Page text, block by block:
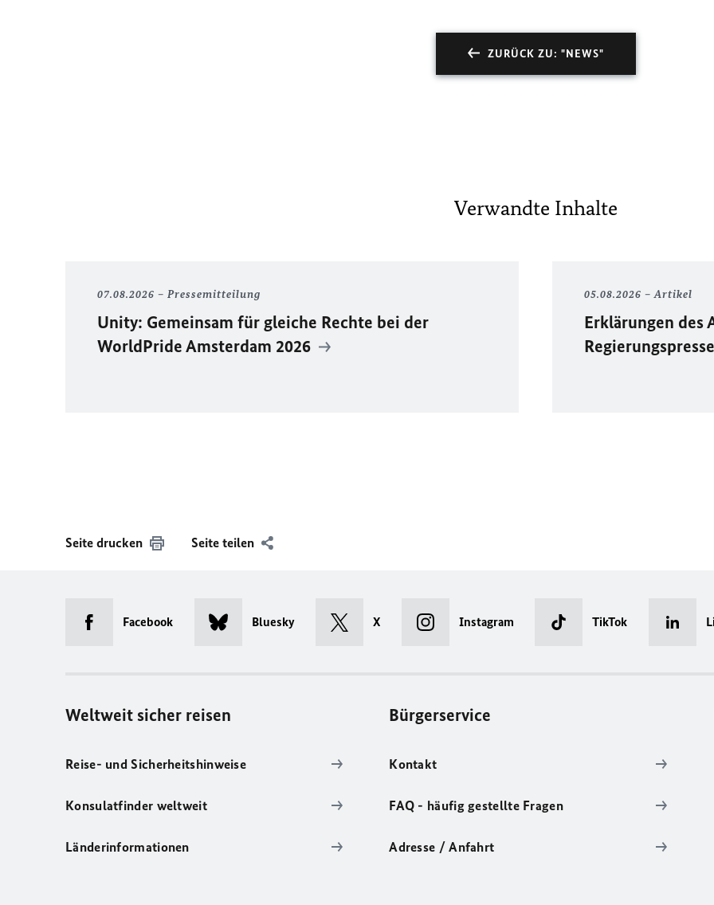
ZURÜCK ZU: "NEWS"
Verwandte Inhalte
07.08.2026 Pressemitteilung
Unity: Gemeinsam für gleiche Rechte bei der
WorldPrideAmsterdam 2026
05.08.2026 Artikel
Erklärungen des
Seite drucken Seite teilen
Facebook Bluesky X Instagram TikTok
Weltweit sicher reisen
Reise- und Sicherheitshinweise
Konsulatfinder weltweit
Länderinformationen
Bürgerservice
Kontakt
FAQ - häufig gestellte Fragen
Adresse / Anfahrt